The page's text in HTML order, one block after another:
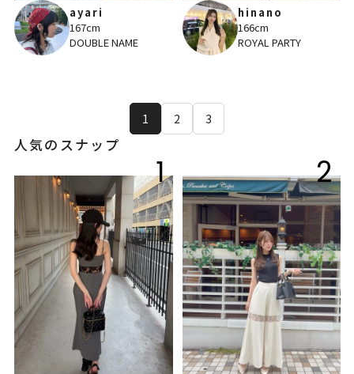
ayari
167cm
DOUBLE NAME
hinano
166cm
ROYAL PARTY
1 2 3
人気のスナップ
1 2